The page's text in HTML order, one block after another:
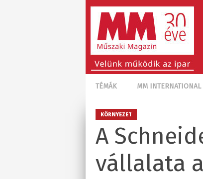
TÉMÁK MM INTERNATIONAL
KÖRNYEZET
A
vállalata